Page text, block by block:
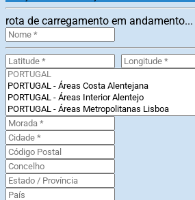
rota de carregamento em andamento...